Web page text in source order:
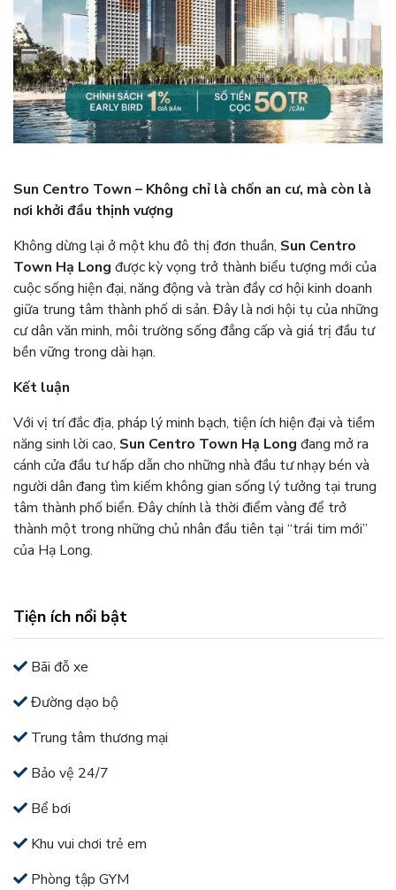
Sun Centro Town – Không chỉ là chốn an cư, mà còn là
nơi khởi đầu thịnh vượng
Không dừng lại ở một khu đô thị đơn thuần, Sun Centro
Town Hạ Long được kỳ vọng trở thành biểu tượng mới của
cuộc sống hiện đại, năng động và tràn đầy cơ hội kinh doanh
giữa trung tâm thành phố di sản. Đây là nơi hội tụ của những
cư dân văn minh, môi trường sống đẳng cấp và giá trị đầu tư
bền vững trong dài hạn.
Kết luận
Với vị trí đắc địa, pháp lý minh bạch, tiện ích hiện đại và tiềm
năng sinh lời cao, Sun Centro Town Hạ Long đang mở ra
cánh cửa đầu tư hấp dẫn cho những nhà đầu tư nhạy bén và
người dân đang tìm kiếm không gian sống lý tưởng tại trung
tâm thành phố biển. Đây chính là thời điểm vàng để trở
thành một trong những chủ nhân đầu tiên tại “trái tim mới”
của Hạ Long.
Tiện ích nổi bật
Bãi đỗ xe
Đường dạo bộ
Trung tâm thương mại
Bảo vệ 24/7
Bể bơi
Khu vui chơi trẻ em
Phòng tập GYM